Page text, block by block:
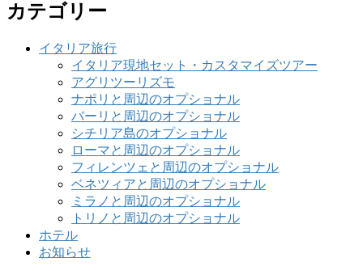
カテゴリー
イタリア旅行
イタリア現地セット・カスタマイズツアー
アグリツーリズモ
ナポリと周辺のオプショナル
バーリと周辺のオプショナル
シチリア島のオプショナル
ローマと周辺のオプショナル
フィレンツェと周辺のオプショナル
ベネツィアと周辺のオプショナル
ミラノと周辺のオプショナル
トリノと周辺のオプショナル
ホテル
お知らせ